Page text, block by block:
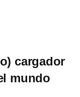
cargador
mundo